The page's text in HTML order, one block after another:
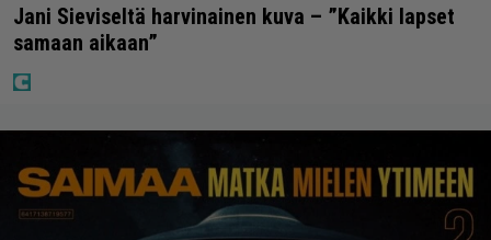
Jani Sieviseltä harvinainen kuva – ”Kaikki lapset
samaan aikaan”